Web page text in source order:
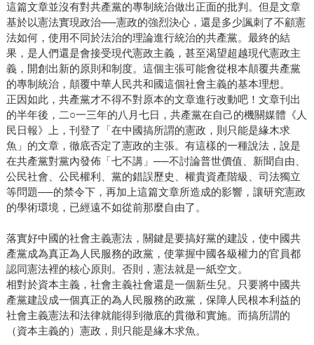
這篇文章並沒有對共產黨的專制統治做出正面的批判。但是文章
基於以憲法實現政治──憲政的強烈決心，還是多少諷刺了不顧憲
法如何，使用不同於法治的理論進行統治的共產黨。最終的結
果，是人們還是會接受現代憲政主義，甚至渴望超越現代憲政主
義，開創出新的原則和制度。這個主張可能會從根本顛覆共產黨
的專制統治，顛覆中華人民共和國這個社會主義的基本理想。
正因如此，共產黨才不得不對原本的文章進行改動吧！文章刊出
的半年後，二○一三年的八月七日，共產黨在自己的機關媒體《人
民日報》上，刊登了「在中國搞所謂的憲政，則只能是緣木求
魚」的文章，徹底否定了憲政的主張。有這樣的一種說法，說是
在共產黨對黨內發佈「七不講」──不討論普世價值、新聞自由、
公民社會、公民權利、黨的錯誤歷史、權貴資產階級、司法獨立
等問題──的禁令下，再加上這篇文章所造成的影響，讓研究憲政
的學術環境，已經遠不如從前那麼自由了。
落實好中國的社會主義憲法，關鍵是要搞好黨的建設，使中國共
產黨成為真正為人民服務的政黨，使掌握中國各級權力的官員都
認同憲法裡的核心原則。否則，憲法就是一紙空文。
相對於資本主義，社會主義社會還是一個新生兒。只要將中國共
產黨建設成一個真正的為人民服務的政黨，保障人民根本利益的
社會主義憲法和法律就能得到徹底的貫徹和實施。而搞所謂的
（資本主義的）憲政，則只能是緣木求魚。